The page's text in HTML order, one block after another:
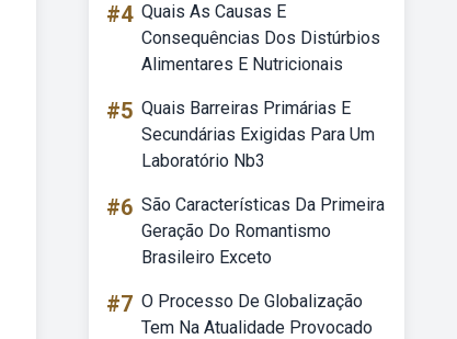
#4 Quais As Causas E
Consequências Dos Distúrbios
Alimentares E Nutricionais
#5 Quais Barreiras Primárias E
Secundárias Exigidas Para Um
Laboratório Nb3
#6 São Características Da Primeira
Geração Do Romantismo
Brasileiro Exceto
#7 O Processo De Globalização
Tem Na Atualidade Provocado